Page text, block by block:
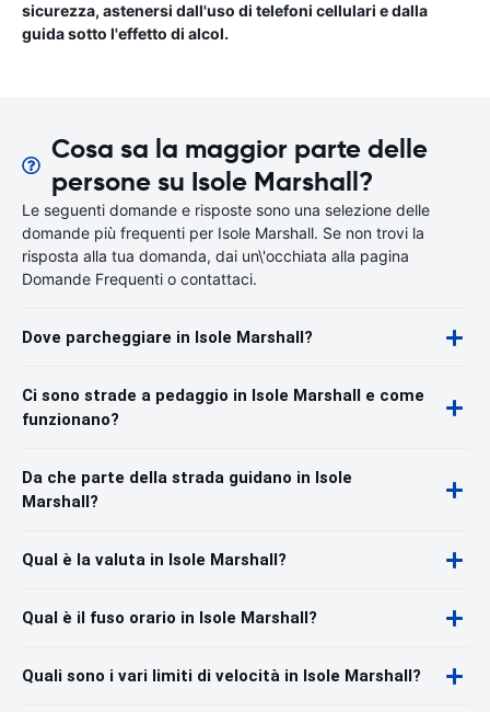
sicurezza, astenersi dall'uso di telefoni cellulari e dalla
guida sotto l'effetto di alcol.
Cosa sa la maggior parte delle
persone su Isole Marshall?
Le seguenti domande e risposte sono una selezione delle
domande più frequenti per Isole Marshall. Se non trovi la
risposta alla tua domanda, dai un\'occhiata alla pagina
Domande Frequenti o contattaci.
Dove parcheggiare in Isole Marshall?
Ci sono strade a pedaggio in Isole Marshall e come
funzionano?
Da che parte della strada guidano in Isole
Marshall?
Qual è la valuta in Isole Marshall?
Qual è il fuso orario in Isole Marshall?
Quali sono i vari limiti di velocità in Isole Marshall?